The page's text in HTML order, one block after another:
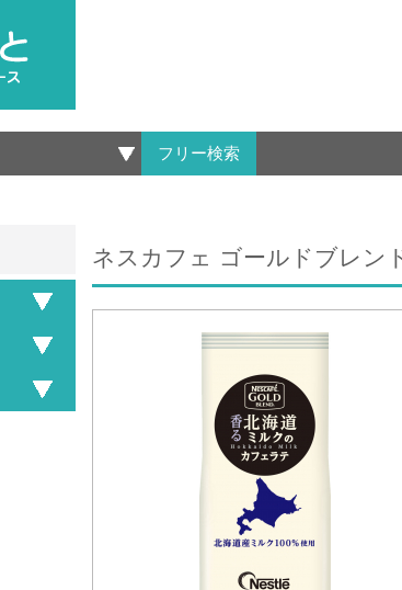
フリー検索
ネスカフェ ゴールドブレン